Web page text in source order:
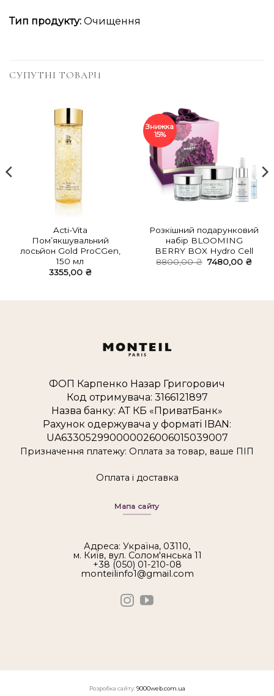
Тип продукту: Очищення
СУПУТНІ ТОВАРИ
Acti-Vita
Пом’якшувальний
лосьйон Gold ProCGen,
150 мл
3355,00 ₴
Знижка
15%
Розкішний подарунковий
набір BLOOMING
BERRY BOX Hydro Cell
8800,00₴ Оригінальна
7480,00 ₴
ФОП Карпенко Назар Григорович
Код отримувача: 3166121897
Назва банку: АТ КБ «ПриватБанк»
Рахунок одержувача у форматі IBAN:
UA633052990000026006015039007
Призначення платежу: Оплата за товар, ваше ПІП
Оплата і доставка
Мапа сайту
Адреса: Україна, 03110,
м. Київ, вул. Солом'янська 11
+38 (050) 01-210-08
monteilinfo1@gmail.com
Розробка сайту:9000web.com.ua